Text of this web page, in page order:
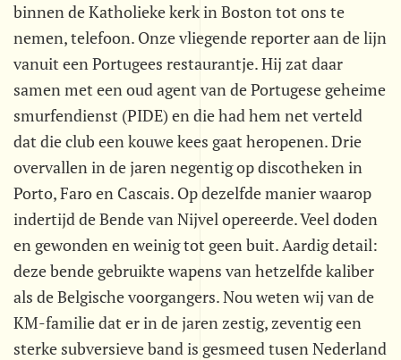
binnen de Katholieke kerk in Boston tot ons te
nemen, telefoon. Onze vliegende reporter aan de lijn
vanuit een Portugees restaurantje. Hij zat daar
samen met een oud agent van de Portugese geheime
smurfendienst (PIDE) en die had hem net verteld
dat die club een kouwe kees gaat heropenen. Drie
overvallen in de jaren negentig op discotheken in
Porto, Faro en Cascais. Op dezelfde manier waarop
indertijd de Bende van Nijvel opereerde. Veel doden
en gewonden en weinig tot geen buit. Aardig detail:
deze bende gebruikte wapens van hetzelfde kaliber
als de Belgische voorgangers. Nou weten wij van de
KM-familie dat er in de jaren zestig, zeventig een
sterke subversieve band is gesmeed tusen Nederland